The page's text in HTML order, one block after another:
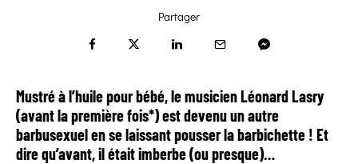
Partager
Mustré à l’huile pour bébé, le musicien Léonard Lasry
(avant la première fois*) est devenu un autre
barbusexuel en se laissant pousser la barbichette ! Et
dire qu’avant, il était imberbe (ou presque)…